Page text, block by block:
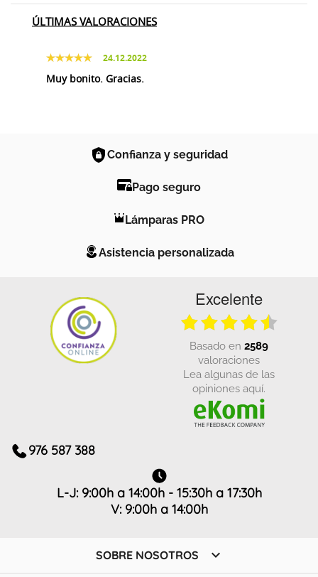
ÚLTIMAS VALORACIONES
24.12.2022
Muy bonito. Gracias.
Confianza y seguridad
Pago seguro
Lámparas PRO
Asistencia personalizada
Excelente
basado en 2589
valoraciones
Lea algunas de las
opiniones aquí.
976 587 388
L-J: 9:00h a 14:00h - 15:30h a 17:30h
V: 9:00h a 14:00h
SOBRE NOSOTROS 